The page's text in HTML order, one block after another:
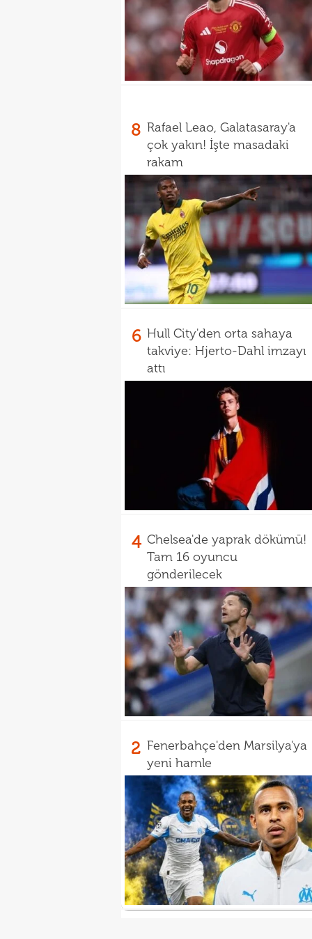
8 Rafael Leao, Galatasaray'a
çok yakın! İşte masadaki
rakam
6 Hull City'den orta sahaya
takviye: Hjerto-Dahl imzayı
attı
4 Chelsea'de yaprak dökümü!
Tam 16 oyuncu
gönderilecek
2 Fenerbahçe'den Marsilya'ya
yeni hamle